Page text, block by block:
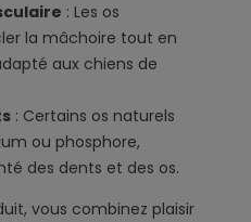
: Les os
la mâchoire tout en
aux chiens de
: Certains os naturels
ou phosphore,
des dents et des os.
vous combinez plaisir